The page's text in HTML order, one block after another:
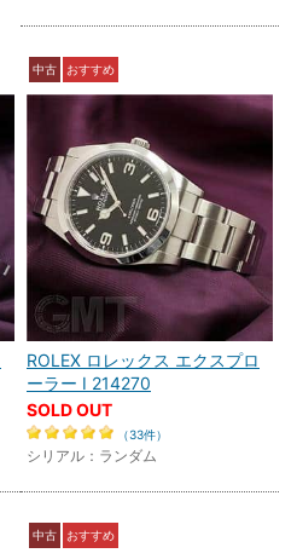
中古 おすすめ
ROLEX ロレックス エクスプロ
ーラー I 214270
SOLD OUT
（33件）
シリアル：ランダム
中古 おすすめ